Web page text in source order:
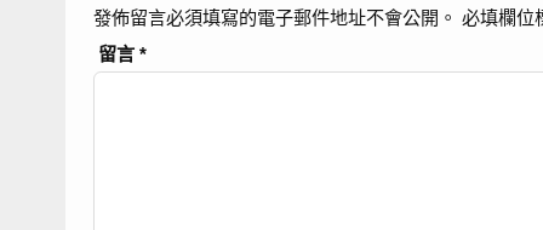
發佈留言必須填寫的電子郵件地址不會公開。 必填欄位
留言*